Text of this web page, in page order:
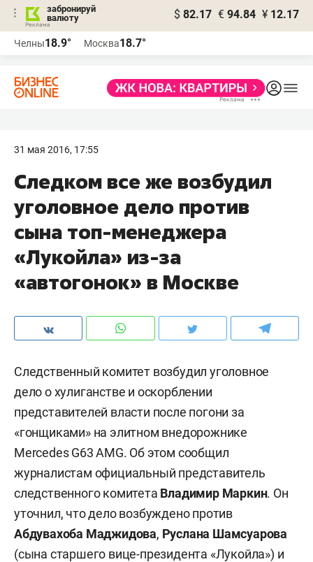
забронируй
валюту
$ 82.17 € 94.84 ¥ 12.17
Челны18.9° Москва18.7°
31 мая 2016, 17:55
Следком все же возбудил
уголовное дело против
сына топ-менеджера
«Лукойла» из-за
«автогонок» в Москве
Следственный комитет возбудил уголовное
дело о хулиганстве и оскорблении
представителей власти после погони за
«гонщиками» на элитном внедорожнике
Mercedes G63 AMG. Об этом сообщил
журналистам официальный представитель
следственного комитета Владимир Маркин. Он
уточнил, что дело возбуждено против
Абдувахоба Маджидова, Руслана Шамсуарова
(сына старшего вице-президента «Лукойла») и